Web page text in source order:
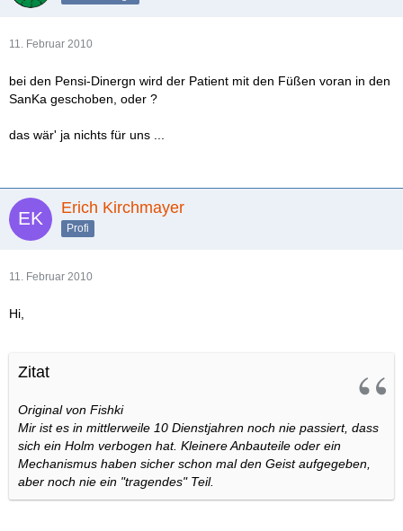
11. Februar 2010
bei den Pensi-Dinergn wird der Patient mit den Füßen voran in den
SanKa geschoben, oder ?
das wär' ja nichts für uns ...
Erich Kirchmayer
Profi
11. Februar 2010
Hi,
Zitat
Original von Fishki
Mir ist es in mittlerweile 10 Dienstjahren noch nie passiert, dass
sich ein Holm verbogen hat. Kleinere Anbauteile oder ein
Mechanismus haben sicher schon mal den Geist aufgegeben,
aber noch nie ein "tragendes" Teil.